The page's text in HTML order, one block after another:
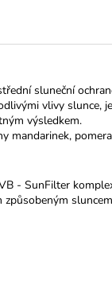
sluneční
vlivy slunce,
výsledkem.
mandarinek,
- SunFilter
způsobeným